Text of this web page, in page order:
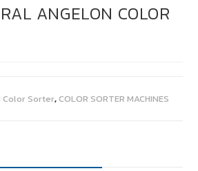
ANGELON COLOR
Color Sorter,COLOR SORTER MACHINES